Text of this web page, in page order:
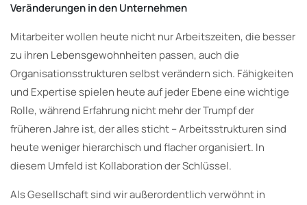
Veränderungen in den Unternehmen
Mitarbeiter wollen heute nicht nur Arbeitszeiten, die besser
zu ihren Lebensgewohnheiten passen, auch die
Organisationsstrukturen selbst verändern sich. Fähigkeiten
und Expertise spielen heute auf jeder Ebene eine wichtige
Rolle, während Erfahrung nicht mehr der Trumpf der
früheren Jahre ist, der alles sticht – Arbeitsstrukturen sind
heute weniger hierarchisch und flacher organisiert. In
diesem Umfeld ist Kollaboration der Schlüssel.
Als Gesellschaft sind wir außerordentlich verwöhnt in